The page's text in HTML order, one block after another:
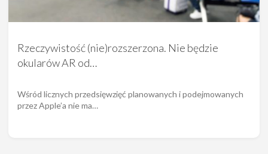
Rzeczywistość (nie)rozszerzona. Nie będzie
okularów AR od…
Wśród licznych przedsięwzięć planowanych i podejmowanych
przez Apple’a nie ma…